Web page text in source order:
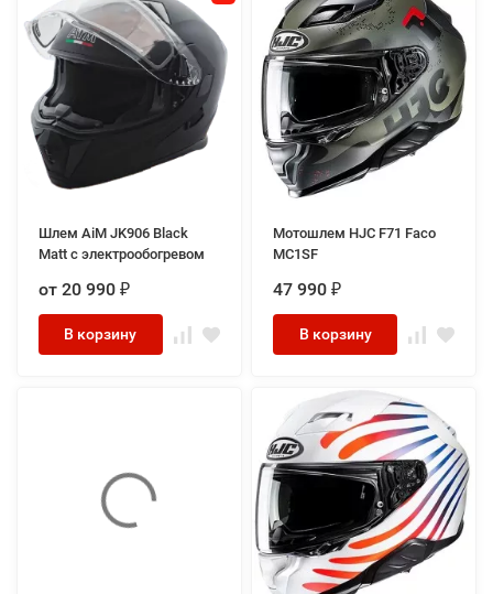
Шлем AiM JK906 Black
Matt с электрообогревом
от 20 990₽
В корзину
Мотошлем HJC F71 Faco
MC1SF
47 990 ₽
В корзину